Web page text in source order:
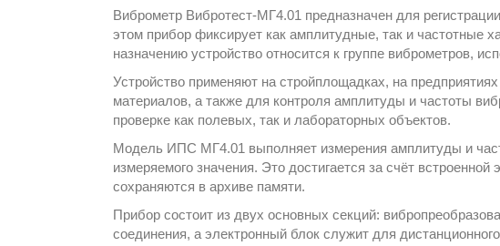
Виброметр Вибротест-МГ4.01 предназначен для
этом прибор фиксирует как амплитудные, так и частотные
назначению устройство относится к группе виброметров,
Устройство применяют на стройплощадках, на
материалов, а также для контроля амплитуды и частоты
проверке как полевых, так и лабораторных объектов.
Модель ИПС МГ4.01 выполняет измерения амплитуды и
измеряемого значения. Это достигается за счёт
сохраняются в архиве памяти.
Прибор состоит из двух основных секций:
соединения, а электронный блок служит для